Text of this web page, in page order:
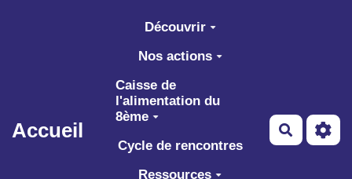
Aller au contenu principal
Accueil
Découvrir
Nos actions
Caisse de
l'alimentation du
8ème
Cycle de rencontres
Ressources